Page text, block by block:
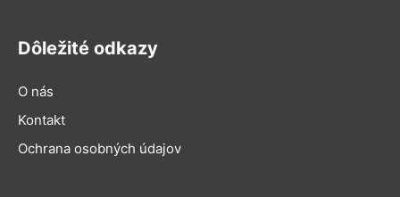
Dôležité odkazy
O nás
Kontakt
Ochrana osobných údajov